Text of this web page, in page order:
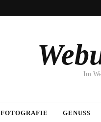
Im
FOTOGRAFIE GENUSS